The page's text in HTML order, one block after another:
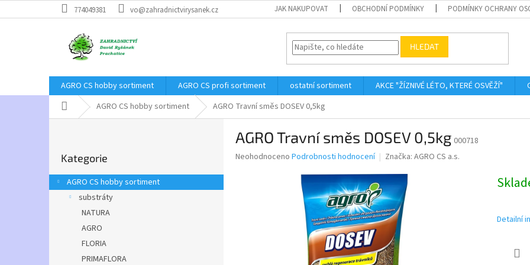
na
774049381 vo@zahradnictvirysanek.cz JAK NAKUPOVAT OBCHODNÍ PODMÍNKY PODMÍNKY OCHRANY
HLEDAT
AGRO CS hobby sortiment AGRO CS profi sortiment ostatní sortiment AKCE "ŽÍZNIVÉ LÉTO, KTERÉ OSVĚŽÍ"
Domů AGRO CS hobby sortiment AGRO Travní směs DOSEV 0,5kg
r
a
kategorie
Kategorie
AGRO CS hobby sortiment
substráty
NATURA
AGRO
FLORIA
PRIMAFLORA
AGRO Travní směs DOSEV 0,5kg 000718
Průměrné
Neohodnoceno Podrobnosti hodnocení Značka: AGRO CS a.s.
Detailní